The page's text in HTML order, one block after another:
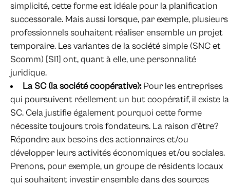
simplicité, cette forme est idéale pour la planification
successorale. Mais aussi lorsque, par exemple, plusieurs
professionnels souhaitent réaliser ensemble un projet
temporaire. Les variantes de la société simple (SNC et
Scomm) [SI1] ont, quant à elle, une personnalité
juridique.
La SC (la société coopérative): Pour les entreprises
qui poursuivent réellement un but coopératif, il existe la
SC. Cela justifie également pourquoi cette forme
nécessite toujours trois fondateurs. La raison d’être?
Répondre aux besoins des actionnaires et/ou
développer leurs activités économiques et/ou sociales.
Prenons, pour exemple, un groupe de résidents locaux
qui souhaitent investir ensemble dans des sources